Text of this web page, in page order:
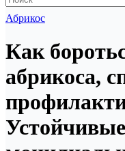
Абрикос
Как
абрикоса,